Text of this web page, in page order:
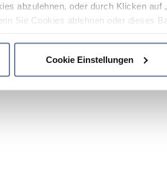
abzulehnen, oder durch Klicken auf
Sie Cookies ablehnen oder dieses
Cookie Einstellungen